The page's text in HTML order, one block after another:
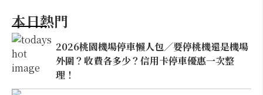
本日熱門
2026桃園機場停車懶人包／要停桃機還是機場
外圍？收費各多少？信用卡停車優惠一次整
理！